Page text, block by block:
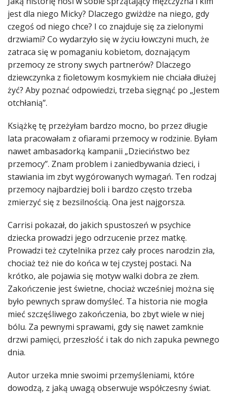
jest dla niego Micky? Dlaczego gwiżdże na niego, gdy
czegoś od niego chce? I co znajduje się za zielonymi
drzwiami? Co wydarzyło się w życiu łowczyni much, że
zatraca się w pomaganiu kobietom, doznającym
przemocy ze strony swych partnerów? Dlaczego
dziewczynka z fioletowym kosmykiem nie chciała dłużej
żyć? Aby poznać odpowiedzi, trzeba sięgnąć po „Jestem
otchłanią”.
Książkę tę przeżyłam bardzo mocno, bo przez długie
lata pracowałam z ofiarami przemocy w rodzinie. Byłam
nawet ambasadorką kampanii „Dzieciństwo bez
przemocy”. Znam problem i zaniedbywania dzieci, i
stawiania im zbyt wygórowanych wymagań. Ten rodzaj
przemocy najbardziej boli i bardzo często trzeba
zmierzyć się z bezsilnością. Ona jest najgorsza.
Carrisi pokazał, do jakich spustoszeń w psychice
dziecka prowadzi jego odrzucenie przez matkę.
Prowadzi też czytelnika przez cały proces narodzin zła,
chociaż też nie do końca w tej czystej postaci. Na
krótko, ale pojawia się motyw walki dobra ze złem.
Zakończenie jest świetne, chociaż wcześniej można się
było pewnych spraw domyśleć. Ta historia nie mogła
mieć szczęśliwego zakończenia, bo zbyt wiele w niej
bólu. Za pewnymi sprawami, gdy się nawet zamknie
drzwi pamięci, przeszłość i tak do nich zapuka pewnego
dnia.
Autor urzeka mnie swoimi przemyśleniami, które
dowodzą, z jaką uwagą obserwuje współczesny świat.